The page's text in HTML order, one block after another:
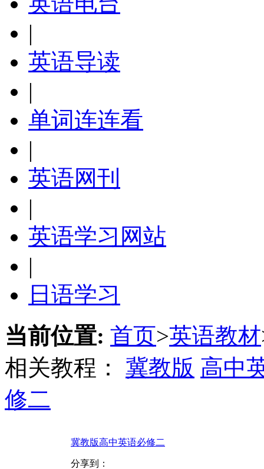
|
英语导读
|
单词连连看
|
英语网刊
|
英语学习网站
|
日语学习
当前位置: 首页>英语教材
相关教程： 冀教版 高中
修二
冀教版高中英语必修二
分享到：